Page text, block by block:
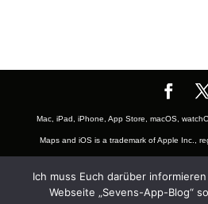
Mac, iPad, iPhone, App Store, macOS,
Maps and iOS is a trademark of Apple Inc.,
and other countries. App Store is a service
Ich muss Euch darüber
Webseite „Sevens-App-Blog“